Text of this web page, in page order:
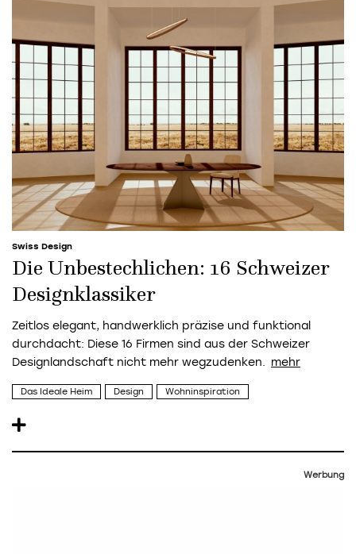
Swiss Design
Die Unbestechlichen: 16 Schweizer
Designklassiker
Zeitlos elegant, handwerklich präzise und funktional
durchdacht: Diese 16 Firmen sind aus der Schweizer
Designlandschaft nicht mehr wegzudenken.
Das Ideale Heim Design Wohninspiration
Werbung